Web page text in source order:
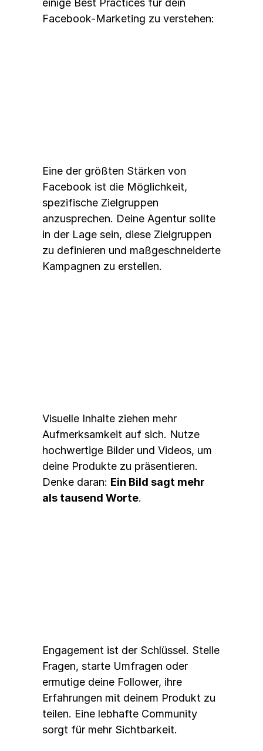
einige Best Practices für dein
Facebook-Marketing zu verstehen:
Eine der größten Stärken von
Facebook ist die Möglichkeit,
spezifische Zielgruppen
anzusprechen. Deine Agentur sollte
in der Lage sein, diese Zielgruppen
zu definieren und maßgeschneiderte
Kampagnen zu erstellen.
Visuelle Inhalte ziehen mehr
Aufmerksamkeit auf sich. Nutze
hochwertige Bilder und Videos, um
deine Produkte zu präsentieren.
Denke daran: Ein Bild sagt mehr
als tausend Worte.
Engagement ist der Schlüssel. Stelle
Fragen, starte Umfragen oder
ermutige deine Follower, ihre
Erfahrungen mit deinem Produkt zu
teilen. Eine lebhafte Community
sorgt für mehr Sichtbarkeit.